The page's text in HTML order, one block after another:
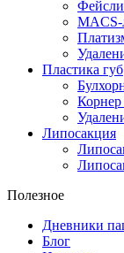
Пластика губ
Корнер
Липосакция
Полезное
Дневники
Блог